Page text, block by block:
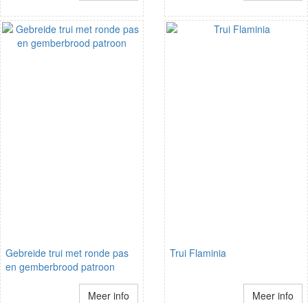
Gebreide trui met ronde pas
en gemberbrood patroon
Meer info
Trui Flaminia
Meer info